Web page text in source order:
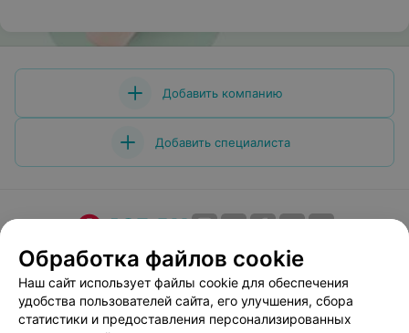
Добавить компанию
Добавить специалиста
О проекте Новости проекта
Размещение рекламы
Медицинский маркетинг
Публичный договор
Пользовательское соглашение
Способы оплаты
Обработка файлов cookie
Наш сайт использует файлы cookie для обеспечения
удобства пользователей сайта, его улучшения, сбора
статистики и предоставления персонализированных